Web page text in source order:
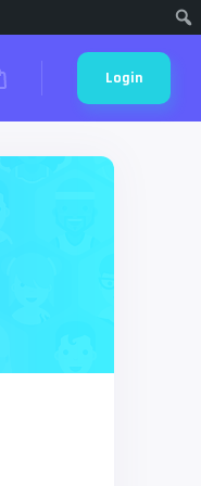
Login